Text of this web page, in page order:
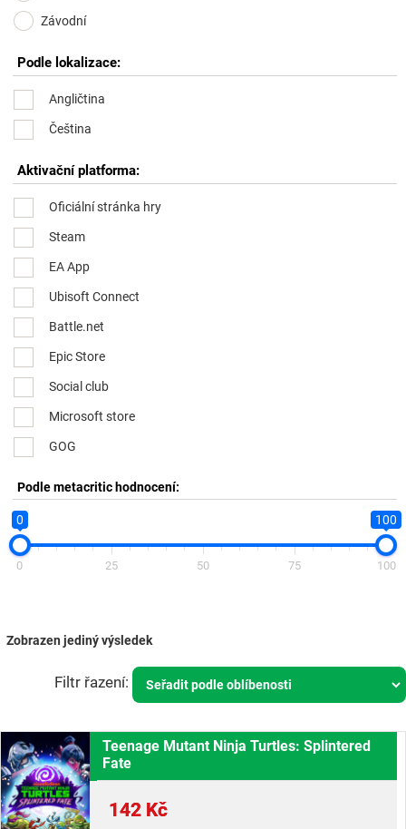
Závodní
Podle lokalizace:
Angličtina
Čeština
Aktivační platforma:
Oficiální stránka hry
Steam
EA App
Ubisoft Connect
Battle.net
Epic Store
Social club
Microsoft store
GOG
Podle metacritic hodnocení:
0 100
0 25 50 75 100
Zobrazen jediný výsledek
Teenage Mutant Ninja Turtles: Splintered
Fate
142 Kč